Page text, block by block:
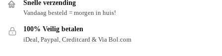
Snelle verzending
Vandaag besteld = morgen in huis!
100% Veilig betalen
iDeal, Paypal, Creditcard & Via Bol.com